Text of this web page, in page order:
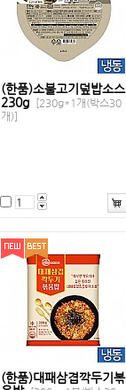
(한품)소불고기덮밥소스
230g
[230g*1개(박스30
개)]
(한품)대패삼겹깍두기볶